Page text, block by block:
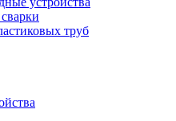
труб